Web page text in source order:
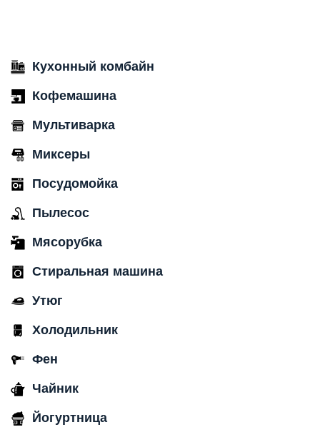
Кухонный комбайн
Кофемашина
Мультиварка
Миксеры
Посудомойка
Пылесос
Мясорубка
Стиральная машина
Утюг
Холодильник
Фен
Чайник
Йогуртница